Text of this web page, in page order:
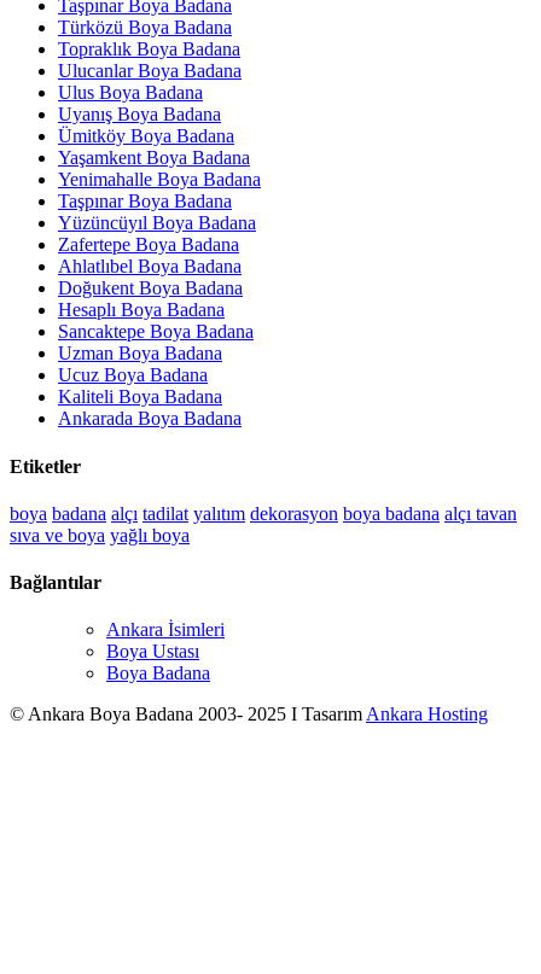
Taşpınar Boya Badana
Türközü Boya Badana
Topraklık Boya Badana
Ulucanlar Boya Badana
Ulus Boya Badana
Uyanış Boya Badana
Ümitköy Boya Badana
Yaşamkent Boya Badana
Yenimahalle Boya Badana
Taşpınar Boya Badana
Yüzüncüyıl Boya Badana
Zafertepe Boya Badana
Ahlatlıbel Boya Badana
Doğukent Boya Badana
Hesaplı Boya Badana
Sancaktepe Boya Badana
Uzman Boya Badana
Ucuz Boya Badana
Kaliteli Boya Badana
Ankarada Boya Badana
Etiketler
boya badana alçı tadilat yalıtım dekorasyon boya badana alçı tavan
sıva ve boya yağlı boya
Bağlantılar
Ankara İsimleri
Boya Ustası
Boya Badana
© Ankara Boya Badana 2003- 2025 I Tasarım Ankara Hosting